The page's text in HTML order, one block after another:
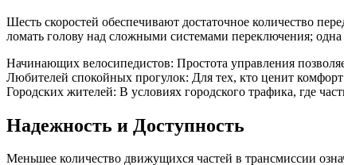
Шесть скоростей обеспечивают достаточное количество
ломать голову над сложными системами переключения;
Начинающих велосипедистов: Простота управления
Любителей спокойных прогулок: Для тех, кто ценит комфорт
Городских жителей: В условиях городского трафика, где
Надежность и Доступность
Меньшее количество движущихся частей в трансмиссии